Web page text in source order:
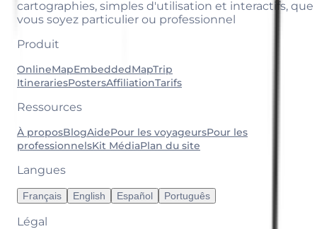
cartographies, simples d'utilisation et interactifs, que
vous soyez particulier ou professionnel
Produit
OnlineMapEmbeddedMapTrip
ItinerariesPostersAffiliationTarifs
Ressources
À proposBlogAidePour les voyageursPour les
professionnelsKit MédiaPlan du site
Langues
Français English Español Português
Légal